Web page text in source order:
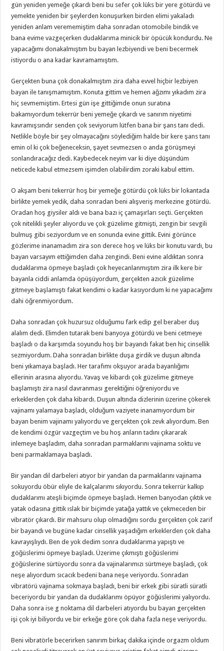
gün yeniden yemeğe çıkardı beni bu sefer çok lüks bir yere götürdü ve
yemekte yeniden bir şeylerden konuşurken birden elimi yakaladı
yeniden anlam verememiştim daha sonradan otomobile bindik ve
bana evime vazgeçerken dudaklarıma minicik bir öpücük kondurdu. Ne
yapacağımı donakalmıştım bu bayan lezbiyendi ve beni becermek
istiyordu o ana kadar kavramamıştım.
Gerçekten buna çok donakalmıştım zira daha evvel hiçbir lezbiyen
bayan ile tanışmamıştım. Konuta gittim ve hemen ağzımı yıkadım zira
hiç sevmemiştim. Ertesi gün işe gittiğimde onun suratına
bakamıyordum tekerrür beni yemeğe çıkardı ve sanırım niyetimi
kavramışsındır senden çok seviyorum lütfen bana bir şans tanı dedi.
Netlikle böyle bir şey olmayacağını söylediğim halde bir kere şans tanı
emin ol ki çok beğeneceksin, şayet sevmezsen o anda görüşmeyi
sonlandıracağız dedi. Kaybedecek neyim var ki diye düşündüm
neticede kabul etmezsem işimden olabilirdim zoraki kabul ettim.
O akşam beni tekerrür hoş bir yemeğe götürdü çok lüks bir lokantada
birlikte yemek yedik, daha sonradan beni alışveriş merkezine götürdü.
Oradan hoş giysiler aldı ve bana bazı iç çamaşırları seçti. Gerçekten
çok nitelikli şeyler alıyordu ve çok güzelime gitmişti, zengin bir sevgili
bulmuş gibi seziyordum ve en sonunda evine gittik. Evini görünce
gözlerime inanamadım zira son derece hoş ve lüks bir konutu vardı, bu
bayan varsayım ettiğimden daha zengindi. Beni evine aldıktan sonra
dudaklarıma öpmeye başladı çok heyecanlanmıştım zira ilk kere bir
bayanla ciddi anlamda öpüşüyordum, gerçekten azıcık güzelime
gitmeye başlamıştı fakat kendimi o kadar kasıyordum ki ne yapacağımı
dahi öğrenmiyordum.
Daha sonradan çok huzursuz olduğumu fark edip gel beraber duş
alalım dedi. Elimden tutarak beni banyoya götürdü ve beni cetmeye
başladı o da karşımda soyundu hoş bir bayandı fakat ben hiç cinsellik
sezmiyordum. Daha sonradan birlikte duşa girdik ve duşun altında
beni yıkamaya başladı. Her tarafımı okşuyor arada bayanlığımı
ellerinin arasına alıyordu. Yavaş ve kibardı çok güzelime gitmeye
başlamıştı zira nasıl davranması gerektiğini öğreniyordu ve
erkeklerden çok daha kibardı. Duşun altında dizlerinin üzerine çökerek
vajinamı yalamaya başladı, olduğum vaziyete inanamıyordum bir
bayan benim vajinamı yalıyordu ve gerçekten çok zevk alıyordum. Ben
de kendimi özgür vazgeçtim ve bu hoş anların tadını çıkararak
inlemeye başladım, daha sonradan parmaklarını vajinama soktu ve
beni parmaklamaya başladı.
Bir yandan dil darbeleri atıyor bir yandan da parmaklarını vajinama
sokuyordu öbür eliyle de kalçalarımı sıkıyordu. Sonra tekerrür kalkıp
dudaklarımı ateşli biçimde öpmeye başladı. Hemen banyodan çıktık ve
yatak odasına gittik ıslak bir biçimde yatağa yattık ve çekmeceden bir
vibratör çıkardı. Bir mahsuru olup olmadığını sordu gerçekten çok zarif
bir bayandı ve bugüne kadar cinsellik yaşadığım erkeklerden çok daha
kavrayışlıydı. Ben de yok dedim sonra dudaklarıma yapıştı ve
göğüslerimi öpmeye başladı. Üzerime çıkmıştı göğüslerimi
göğüslerine sürtüyordu sonra da vajinalarımızı sürtmeye başladı, çok
neşe alıyordum sıcacık bedeni bana neşe veriyordu. Sonradan
vibratörü vajinama sokmaya başladı, beni bir erkek gibi süratli süratli
beceriyordu bir yandan da dudaklarımı öpüyor göğüslerimi yalıyordu.
Daha sonra ise g noktama dil darbeleri atıyordu bu bayan gerçekten
işi çok iyi biliyordu ve bir erkeğe göre çok daha fazla neşe veriyordu.
Beni vibratörle becerirken sanırım birkaç dakika içinde orgazm oldum